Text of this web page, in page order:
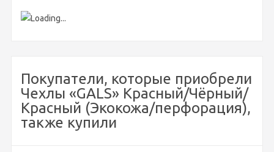
Покупатели, которые приобрели
Чехлы «GALS» Красный/Чёрный/
Красный (Экокожа/перфорация),
также купили